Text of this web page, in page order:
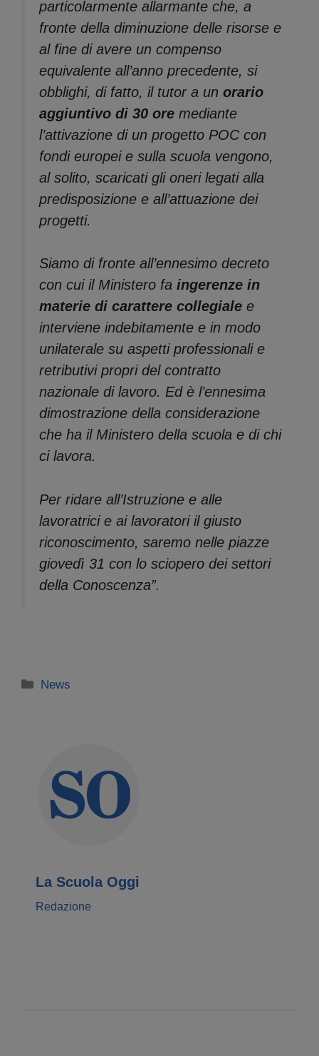
particolarmente allarmante che, a
fronte della diminuzione delle risorse e
al fine di avere un compenso
equivalente all’anno precedente, si
obblighi, di fatto, il tutor a un orario
aggiuntivo di 30 ore mediante
l’attivazione di un progetto POC con
fondi europei e sulla scuola vengono,
al solito, scaricati gli oneri legati alla
predisposizione e all’attuazione dei
progetti.
Siamo di fronte all’ennesimo decreto
con cui il Ministero fa ingerenze in
materie di carattere collegiale e
interviene indebitamente e in modo
unilaterale su aspetti professionali e
retributivi propri del contratto
nazionale di lavoro. Ed è l’ennesima
dimostrazione della considerazione
che ha il Ministero della scuola e di chi
ci lavora.
Per ridare all’Istruzione e alle
lavoratrici e ai lavoratori il giusto
riconoscimento, saremo nelle piazze
giovedì 31 con lo sciopero dei settori
della Conoscenza”.
Categorie
News
La Scuola Oggi
Redazione